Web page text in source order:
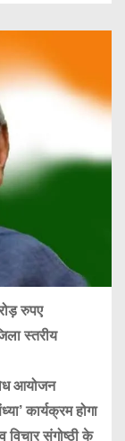
रुपए
स्तरीय
आयोजन
कार्यक्रम होगा
संगोष्ठी के